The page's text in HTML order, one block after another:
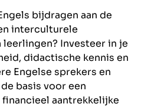
bijdragen aan de
interculturele
Investeer in je
didactische kennis en
Engelse sprekers en
basis voor een
aantrekkelijke